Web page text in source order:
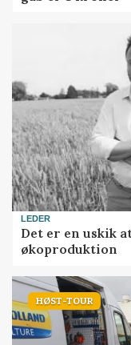
LEDER
Det er en uskik
økoproduktion
HØST-TOUR